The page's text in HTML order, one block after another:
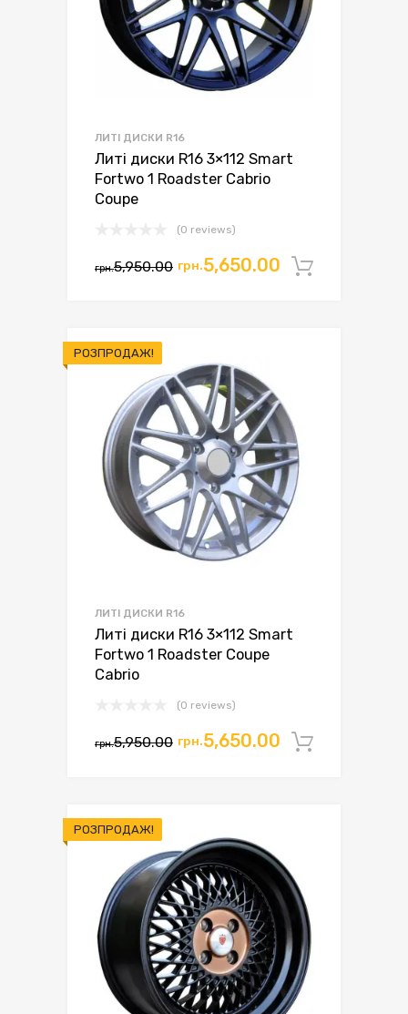
ЛИТІ ДИСКИ R16
Литі диски R16 3×112 Smart
Fortwo 1 Roadster Cabrio
Coupe
(0 reviews)
грн.5,950.00 Оригінальна
грн.5,650.00 Поточна
РОЗПРОДАЖ!
ЛИТІ ДИСКИ R16
Литі диски R16 3×112 Smart
Fortwo 1 Roadster Coupe
Cabrio
(0 reviews)
грн.5,950.00 Оригінальна
грн.5,650.00 Поточна
РОЗПРОДАЖ!